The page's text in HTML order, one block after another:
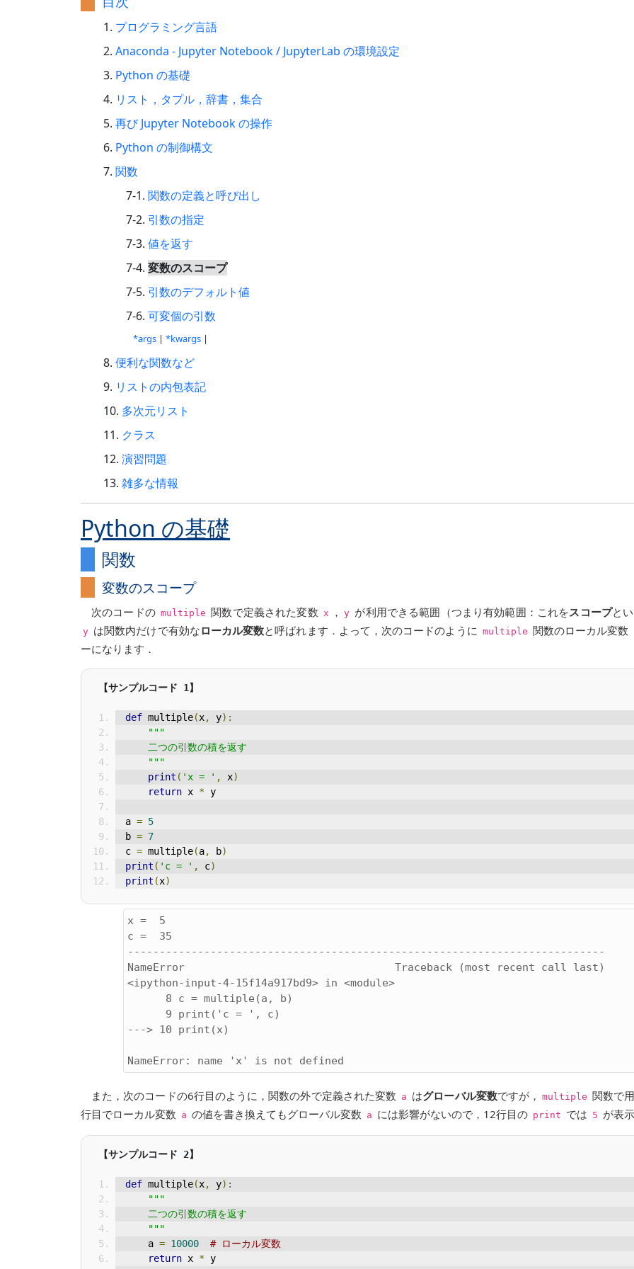
プログラミング言語
Anaconda - Jupyter Notebook / JupyterLab の環境設定
Python の基礎
リスト，タプル，辞書，集合
再び Jupyter Notebook の操作
Python の制御構文
関数
関数の定義と呼び出し
引数の指定
値を返す
変数のスコープ
引数のデフォルト値
可変個の引数
*args | *kwargs |
便利な関数など
リストの内包表記
多次元リスト
クラス
演習問題
雑多な情報
Python の基礎
関数
変数のスコープ
次のコードの multiple 関数で定義された変数 x ， y が利用できる範囲（つまり有効範囲：これをスコープと
y は関数内だけで有効なローカル変数と呼ばれます．よって，次のコードのように multiple 関数のローカル変数
ーになります．
def multiple(x, y):
"""
    二つの引数の積を返す
    """
print ( 'x = ' , x)
return x * y
a = 5
b = 7
c = multiple(a, b)
print ( 'c = ' , c)
print (x)
x =  5
c =  35
---------------------------------------------------------------------------
NameError                                 Traceback (most recent call last)
<ipython-input-4-15f14a917bd9> in <module>
---> 10 print(x)
また，次のコードの6行目のように，関数の外で定義された変数 a はグローバル変数ですが， multiple 関数で
行目でローカル変数 a の値を書き換えてもグローバル変数 a には影響がないので，12行目の print では 5 が表
def multiple(x, y):
"""
    二つの引数の積を返す
    """
    a
= 10000
# ローカル変数
return x * y